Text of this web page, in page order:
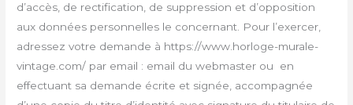
d’accès, de rectification, de suppression et d’opposition
aux données personnelles le concernant. Pour l’exercer,
adressez votre demande à https://www.horloge-murale-
vintage.com/ par email : email du webmaster ou en
effectuant sa demande écrite et signée, accompagnée